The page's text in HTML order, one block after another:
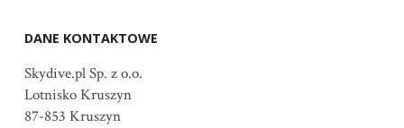
DANE KONTAKTOWE
Skydive.pl Sp. z o.o.
Lotnisko Kruszyn
87-853 Kruszyn